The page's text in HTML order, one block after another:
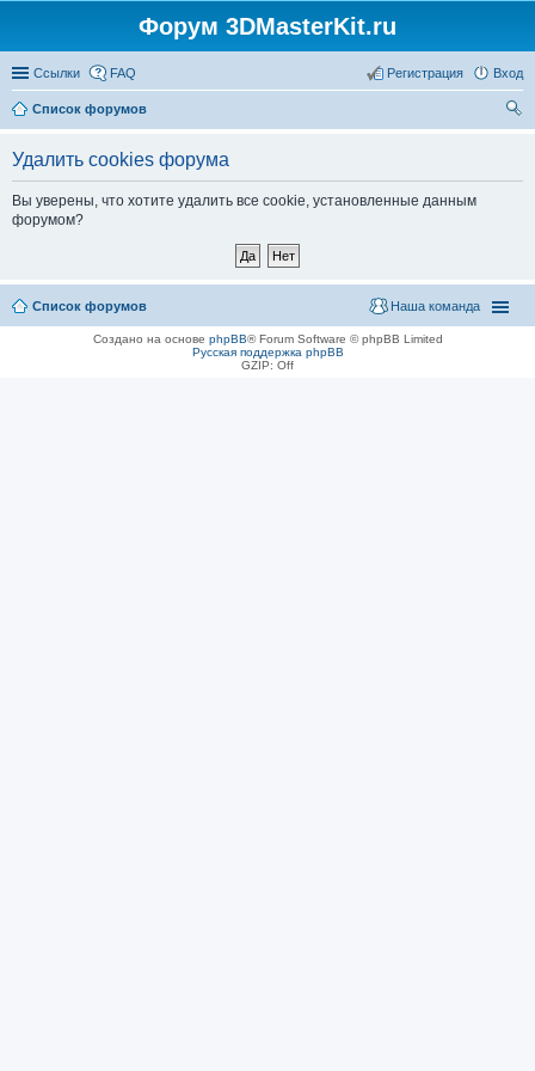
Форум 3DMasterKit.ru
Ссылки FAQ Вход
Регистрация
Список форумов
Удалить cookies форума
Вы уверены, что хотите удалить все cookie, установленные данным
форумом?
Список форумов Наша команда
Создано на основе phpBB® Forum Software © phpBB Limited
Русская поддержка phpBB
GZIP: Off